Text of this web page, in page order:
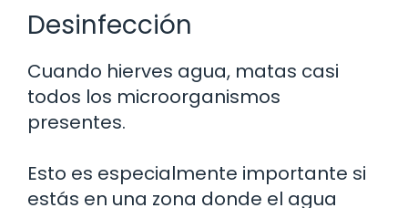
Desinfección
Cuando hierves agua, matas casi
todos los microorganismos
presentes.
Esto es especialmente importante si
estás en una zona donde el agua